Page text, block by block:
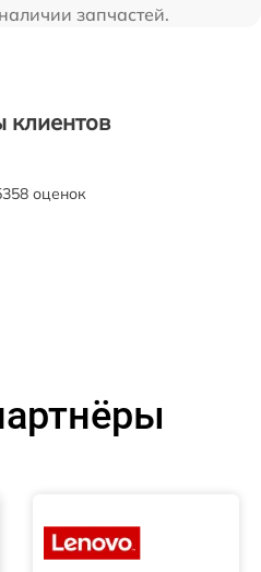
запчастей.
клиентов
оценок